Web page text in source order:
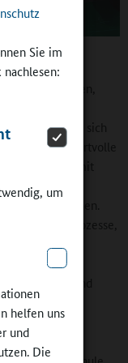
Sie im
um
helfen uns
und
Die
wirklich planen,
den
sich
Umgebung wertvolle
zu erfahren, mit
abzusprechen.
Lernprozesse,
können.
sollte
sein?